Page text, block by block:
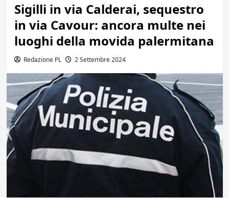
Sigilli in via Calderai, sequestro
in via Cavour: ancora multe nei
luoghi della movida palermitana
Redazione PL 2 Settembre 2024